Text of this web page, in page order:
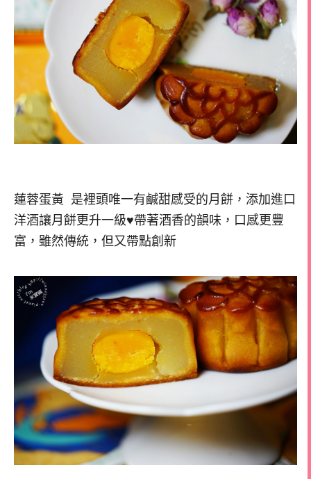
蓮蓉蛋黃 是裡頭唯一有鹹甜感受的月餅，添加進口
洋酒讓月餅更升一級♥帶著酒香的韻味，口感更豐
富，雖然傳統，但又帶點創新